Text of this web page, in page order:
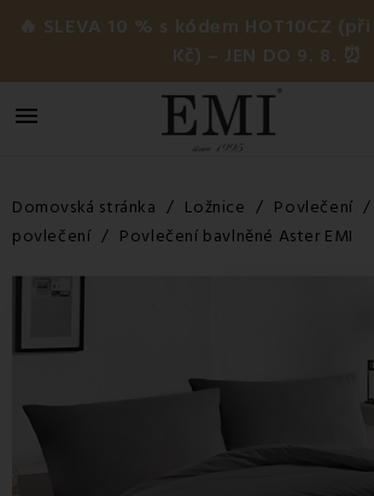
🔥 SLEVA 10 % s kódem HOT10CZ
Kč) – JEN DO 9. 8. ⏰

Domovská stránka Ložnice Povlečení
povlečení
Povlečení bavlněné Aster EMI